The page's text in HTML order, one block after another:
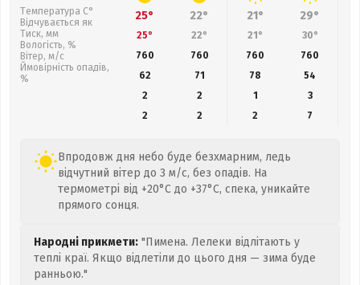
Температура С°
Відчувається як
Тиск, мм
Вологість, %
Вітер, м/с
Ймовірність опадів,
%
25° 22° 21° 29°
25° 22° 21° 30°
760
760 760 760
62
71 78 54
2
2 1
3
2
2 2 7
Впродовж дня небо буде безхмарним, ледь
відчутний вітер до 3 м/с, без опадів. На
термометрі від +20°C до +37°C, спека, уникайте
прямого сонця.
Народні прикмети: "Пимена. Лелеки відлітають у
теплі краї. Якщо відлетіли до цього дня — зима буде
ранньою."